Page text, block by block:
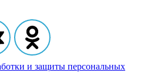
и защиты персональных